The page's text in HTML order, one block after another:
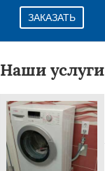
ЗАКАЗАТЬ
Наши услуги